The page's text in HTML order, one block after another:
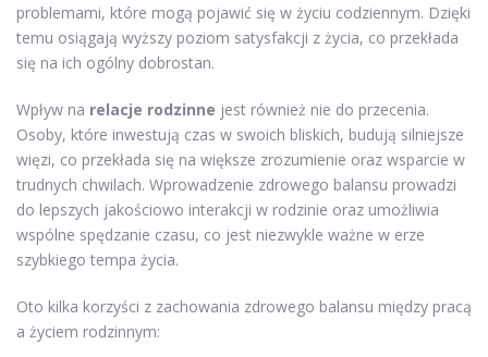
problemami, które mogą pojawić się w życiu codziennym. Dzięki
temu osiągają wyższy poziom satysfakcji z życia, co przekłada
się na ich ogólny dobrostan.
Wpływ na relacje rodzinne jest również nie do przecenia.
Osoby, które inwestują czas w swoich bliskich, budują silniejsze
więzi, co przekłada się na większe zrozumienie oraz wsparcie w
trudnych chwilach. Wprowadzenie zdrowego balansu prowadzi
do lepszych jakościowo interakcji w rodzinie oraz umożliwia
wspólne spędzanie czasu, co jest niezwykle ważne w erze
szybkiego tempa życia.
Oto kilka korzyści z zachowania zdrowego balansu między pracą
a życiem rodzinnym: